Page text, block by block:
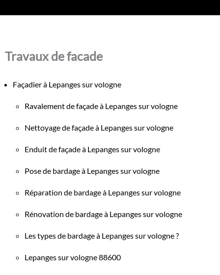
Travaux de facade
Façadier à Lepanges sur vologne
Ravalement de façade à Lepanges sur vologne
Nettoyage de façade à Lepanges sur vologne
Enduit de façade à Lepanges sur vologne
Pose de bardage à Lepanges sur vologne
Réparation de bardage à Lepanges sur vologne
Rénovation de bardage à Lepanges sur vologne
Les types de bardage à Lepanges sur vologne ?
Lepanges sur vologne 88600